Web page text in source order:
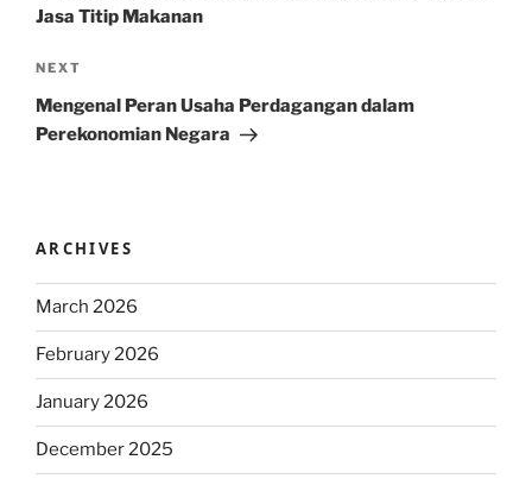
Jasa Titip Makanan
Next
Post
NEXT
Mengenal Peran Usaha Perdagangan dalam
Perekonomian Negara
ARCHIVES
March 2026
February 2026
January 2026
December 2025